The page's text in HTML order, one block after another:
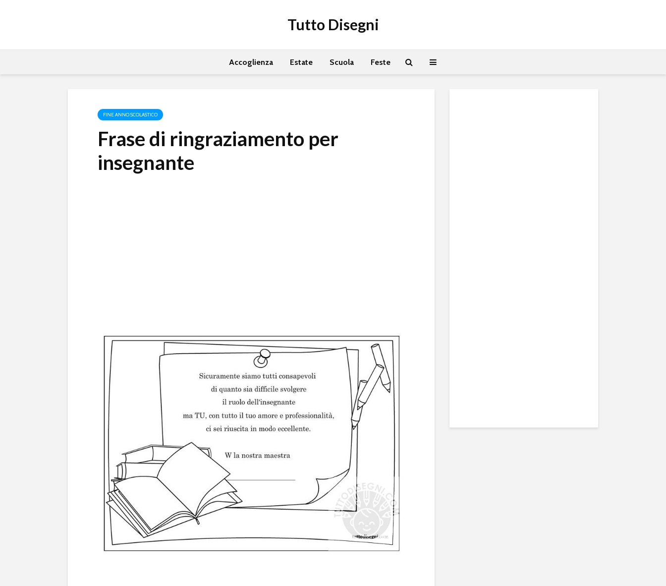
Tutto Disegni
Accoglienza Estate Scuola Feste
FINE ANNO SCOLASTICO
Frase di ringraziamento per
insegnante